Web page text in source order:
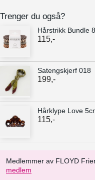
Medlemmer av FLOYD
medlem
Trenger du også?
Hårstrikk Bundle
115,-
Satengskjerf 018
199,-
Hårklype Love
115,-